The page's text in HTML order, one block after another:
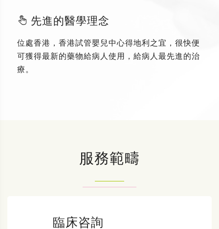
先進的醫學理念
位處香港，香港試管嬰兒中心得地利之宜，很快便
可獲得最新的藥物給病人使用，給病人最先進的治
療。
服務範疇
臨床咨詢